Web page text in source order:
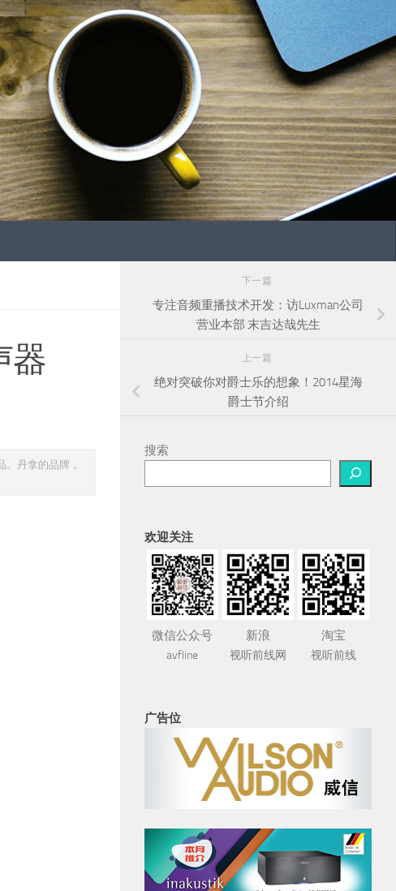
器
丹拿的品牌，
下一篇
专注音频重播技术开发：访Luxman公司
营业本部 末吉达哉先生
上一篇
绝对突破你对爵士乐的想象！2014星海
爵士节介绍
搜索
欢迎关注
微信公众号
avfline
新浪
视听前线网
淘宝
视听前线
广告位